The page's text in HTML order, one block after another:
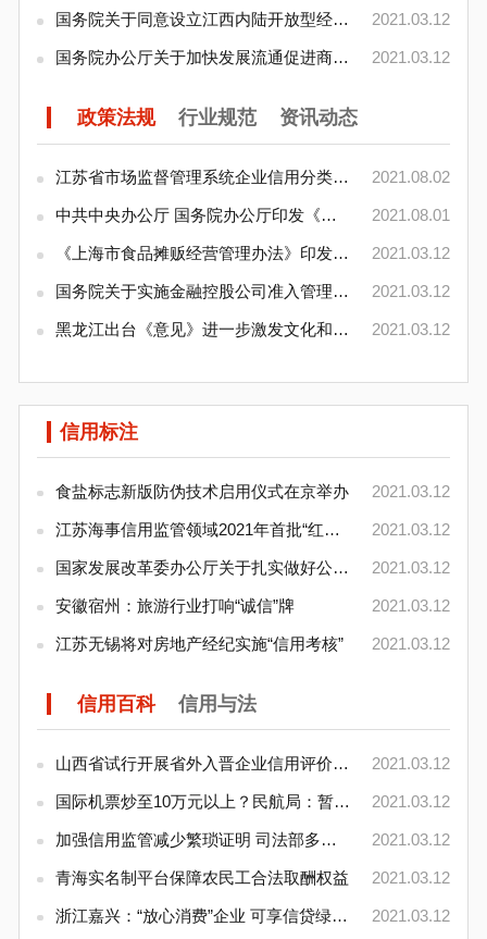
国务院关于同意设立江西内陆开放型经济试验区的批 2021.03.12
国务院办公厅关于加快发展流通促进商业消费的意见 2021.03.12
政策法规 行业规范 资讯动态
江苏省市场监督管理系统企业信用分类管理暂行办法 2021.08.02
中共中央办公厅 国务院办公厅印发《建设高标准市 2021.08.01
《上海市食品摊贩经营管理办法》印发，鼓励信用记录 2021.03.12
国务院关于实施金融控股公司准入管理的决定 2021.03.12
黑龙江出台《意见》进一步激发文化和旅游消费潜力 2021.03.12
信用标注
食盐标志新版防伪技术启用仪式在京举办 2021.03.12
江苏海事信用监管领域2021年首批“红名单”落户南 2021.03.12
国家发展改革委办公厅关于扎实做好公务员录用、调 2021.03.12
安徽宿州：旅游行业打响“诚信”牌 2021.03.12
江苏无锡将对房地产经纪实施“信用考核” 2021.03.12
信用百科 信用与法
山西省试行开展省外入晋企业信用评价工作 2021.03.12
国际机票炒至10万元以上？民航局：暂停代理企业销售 2021.03.12
加强信用监管减少繁琐证明 司法部多措并举推进证 2021.03.12
青海实名制平台保障农民工合法取酬权益 2021.03.12
浙江嘉兴：“放心消费”企业 可享信贷绿色通 2021.03.12